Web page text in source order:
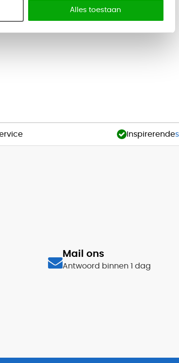
Alles toestaan
Inspirerende
Mail ons
Antwoord binnen 1 dag